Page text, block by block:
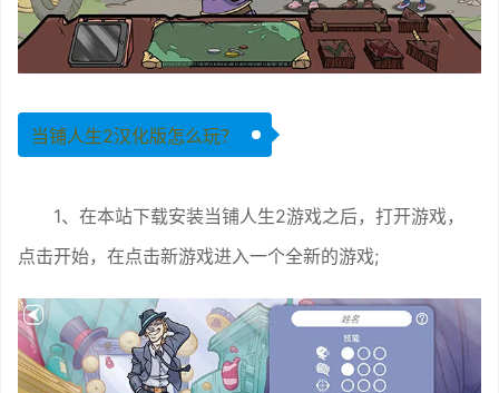
当铺人生2汉化版怎么玩？
1、在本站下载安装当铺人生2游戏之后，打开游戏，
点击开始，在点击新游戏进入一个全新的游戏;